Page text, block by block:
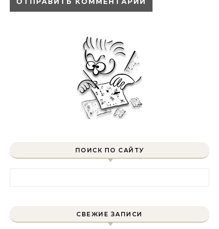
ПОИСК ПО САЙТУ
СВЕЖИЕ ЗАПИСИ